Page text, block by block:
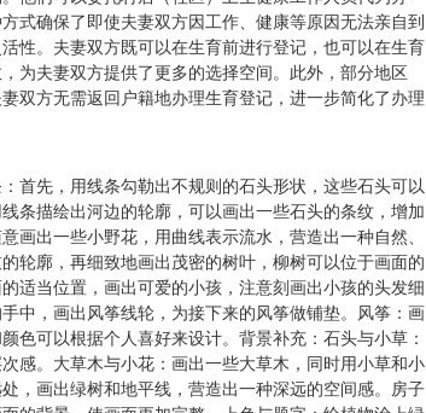
式确保了即使夫妻双方因工作、健康等原因无法亲自到
性。夫妻双方既可以在生育前进行登记，也可以在生育
为夫妻双方提供了更多的选择空间。此外，部分地区
双方无需返回户籍地办理生育登记，进一步简化了办理
首先，用线条勾勒出不规则的石头形状，这些石头可以
条描绘出河边的轮廓，可以画出一些石头的条纹，增加
出一些小野花，用曲线表示流水，营造出一种自然、
轮廓，再细致地画出茂密的树叶，柳树可以位于画面的
适当位置，画出可爱的小孩，注意刻画出小孩的头发细
中，画出风筝线轮，为接下来的风筝做铺垫。风筝：画
色可以根据个人喜好来设计。背景补充：石头与小草：
感。大草木与小花：画出一些大草木，同时用小草和小
，画出绿树和地平线，营造出一种深远的空间感。房子